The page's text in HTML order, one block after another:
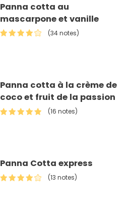
Panna cotta au
mascarpone et vanille
(34 notes)
Panna cotta à la crème de
coco et fruit de la passion
(16 notes)
Panna Cotta express
(13 notes)